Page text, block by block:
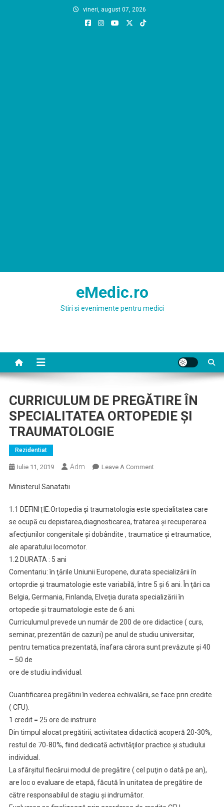
vineri, august 07, 2026
eMedic.ro
Stiri si evenimente pentru medici
CURRICULUM DE PREGĂTIRE ÎN
SPECIALITATEA ORTOPEDIE ŞI
TRAUMATOLOGIE
Rezidentiat
Iulie 11, 2019 Adm Leave A CommentOn
ÎN
SPECIALITATEA
ORTOPEDIE
Ministerul Sanatatii
1.1 DEFINIŢIE:Ortopedia şi traumatologia este specialitatea care
se ocupă cu depistarea,diagnosticarea, tratarea şi recuperarea
afecţiunilor congenitale şi dobândite , traumatice şi etraumatice,
ale aparatului locomotor.
1.2 DURATA : 5 ani
Comentariu: în ţările Uniunii Europene, durata specializării în
ortoprdie şi traumatologie este variabilă, între 5 şi 6 ani. În ţări ca
Belgia, Germania, Finlanda, Elveţia durata specializării în
ortopedie şi traumatologie este de 6 ani.
Curriculumul prevede un număr de 200 de ore didactice ( curs,
seminar, prezentări de cazuri) pe anul de studiu universitar,
pentru tematica prezentată, înafara cărora sunt prevăzute şi 40
– 50 de
ore de studiu individual.
Cuantificarea pregătirii în vederea echivalării, se face prin credite
( CFU).
1 credit = 25 ore de instruire
Din timpul alocat pregătirii, activitatea didactică acoperă 20-30%,
restul de 70-80%, fiind dedicată activităţilor practice şi studiului
individual.
La sfârşitul fiecărui modul de pregătire ( cel puţin o dată pe an),
are loc o evaluare de etapă, făcută în unitatea de pregătire de
către responsabilul de stagiu şi indrumător.